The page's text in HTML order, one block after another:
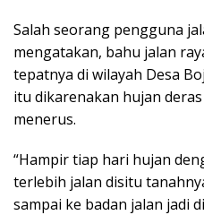
Salah seorang pengguna
mengatakan, bahu jalan
tepatnya di wilayah Desa
itu dikarenakan hujan
menerus.
“Hampir tiap hari hujan
terlebih jalan disitu
sampai ke badan jalan jadi